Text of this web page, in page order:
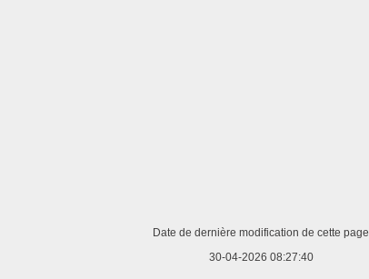
Date de dernière modification de cette page
30-04-2026 08:27:40